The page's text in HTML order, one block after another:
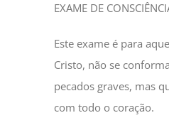
EXAME DE
Este exame é para
Cristo, não se
pecados graves, mas
com todo o coração.